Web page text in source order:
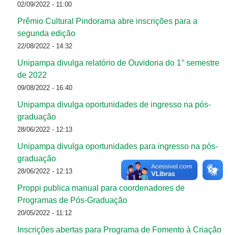
02/09/2022 - 11:00
Prêmio Cultural Pindorama abre inscrições para a
segunda edição
22/08/2022 - 14:32
Unipampa divulga relatório de Ouvidoria do 1° semestre
de 2022
09/08/2022 - 16:40
Unipampa divulga oportunidades de ingresso na pós-
graduação
28/06/2022 - 12:13
Unipampa divulga oportunidades para ingresso na pós-
graduação
28/06/2022 - 12:13
Proppi publica manual para coordenadores de
Programas de Pós-Graduação
20/05/2022 - 11:12
Inscrições abertas para Programa de Fomento à Criação